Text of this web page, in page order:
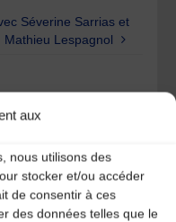
aux
nous utilisons des
stocker et/ou accéder
de consentir à ces
des données telles que le
Séverine Sarrias et
Mathieu Lespagnol